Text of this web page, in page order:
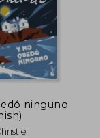
ninguno